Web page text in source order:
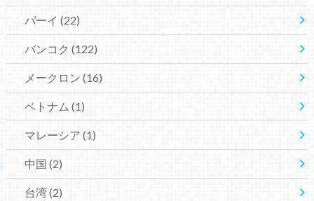
パーイ (22)
バンコク (122)
メークロン (16)
ベトナム (1)
マレーシア (1)
中国 (2)
台湾(2)